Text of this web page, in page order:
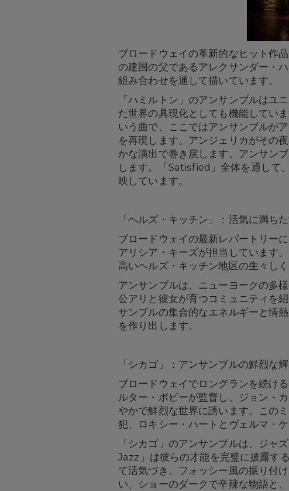
ブロードウェイの革新的なヒット作
の建国の父であるアレクサンダー・
組み合わせを通して描いています。
「ハミルトン」のアンサンブルはユ
た世界の具現化としても機能してい
いう曲で、ここではアンサンブルが
を再現します。アンジェリカがその
かな演出で巻き戻します。アンサン
します。「Satisfied」全体を通して
映しています。
「ヘルズ・キッチン」：活気に満ち
ブロードウェイの最新レパートリー
アリシア・キーズが担当しています
高いヘルズ・キッチン地区の生々し
アンサンブルは、ニューヨークの多
公アリと彼女が育つコミュニティを
サンブルの集合的なエネルギーと情
を作り出します。
「シカゴ」：アンサンブルの鮮烈な輝
ブロードウェイでロングランを続け
ルター・ボビーが監督し、ジョン・
やかで鮮烈な世界に誘います。この
犯、ロキシー・ハートとヴェルマ・
「シカゴ」のアンサンブルは、ジ
Jazz」は彼らの才能を完璧に披露す
て活気づき、フォッシー風の振り付
い、ショーのダークで辛辣な物語と